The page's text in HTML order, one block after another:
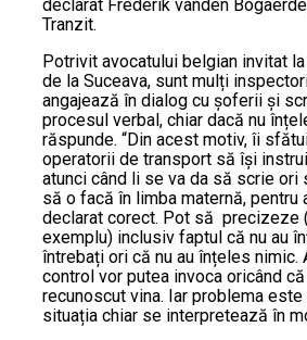
declarat Frederik vanden
Tranzit.
Potrivit avocatului belgian invitat
de la Suceava, sunt mulți
angajează în dialog cu șoferii și
procesul verbal, chiar dacă nu
răspunde. “Din acest motiv, îi
operatorii de transport să își
atunci când li se va da să scrie ori
să o facă în limba maternă, pentru
declarat corect. Pot să precizeze
exemplu) inclusiv faptul că nu au
întrebați ori că nu au înțeles nimic.
control vor putea invoca oricând
recunoscut vina. Iar problema
situația chiar se interpretează în